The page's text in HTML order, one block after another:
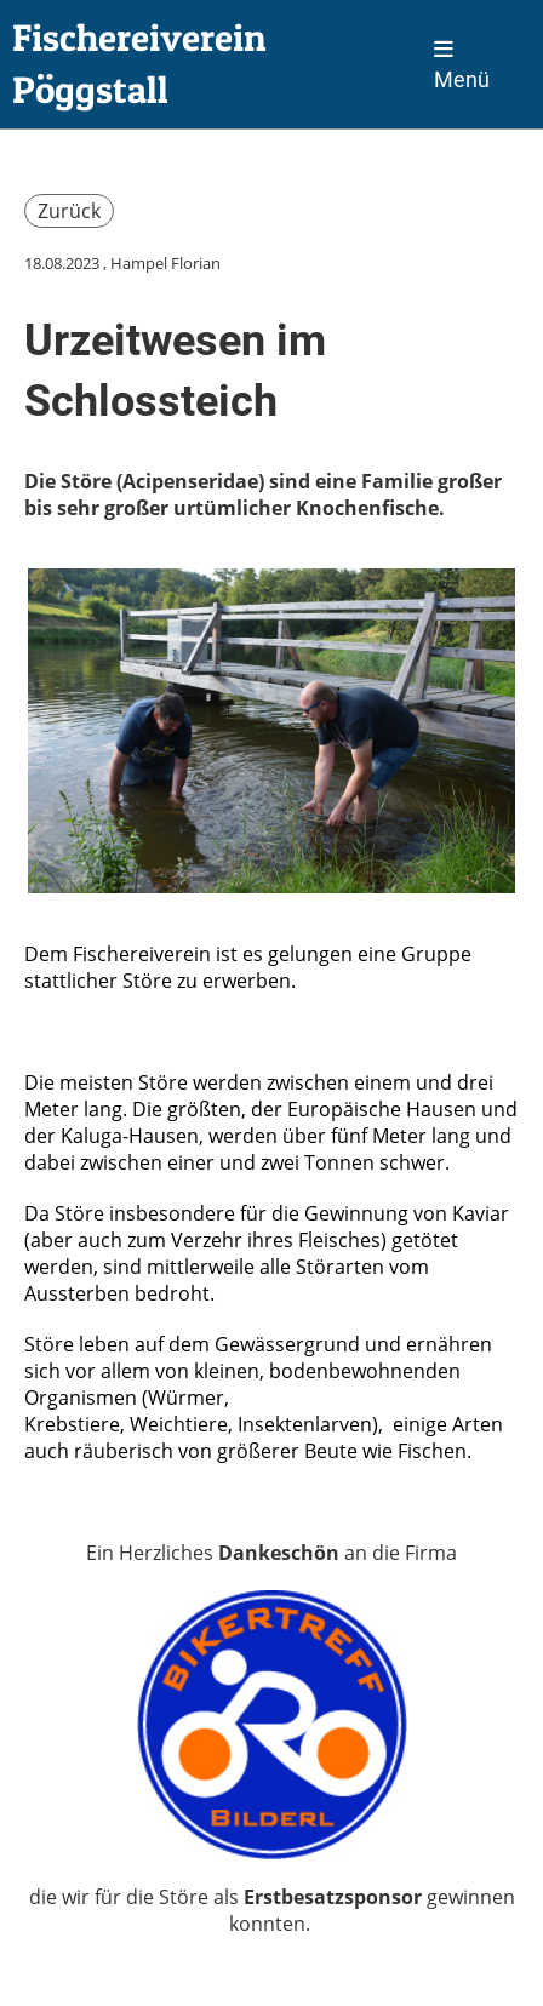
Fischereiverein
Pöggstall
Menü
Zurück
18.08.2023, Hampel Florian
Urzeitwesen im
Schlossteich
Die Störe (Acipenseridae) sind eine Familie großer
bis sehr großer urtümlicher Knochenfische.
Dem Fischereiverein ist es gelungen eine Gruppe
stattlicher Störe zu erwerben.
Die meisten Störe werden zwischen einem und drei
Meter lang. Die größten, der Europäische Hausen und
der Kaluga-Hausen, werden über fünf Meter lang und
dabei zwischen einer und zwei Tonnen schwer.
Da Störe insbesondere für die Gewinnung von Kaviar
(aber auch zum Verzehr ihres Fleisches) getötet
werden, sind mittlerweile alle Störarten vom
Aussterben bedroht.
Störe leben auf dem Gewässergrund und ernähren
sich vor allem von kleinen, bodenbewohnenden
Organismen (Würmer,
Krebstiere, Weichtiere, Insektenlarven), einige Arten
auch räuberisch von größerer Beute wie Fischen.
Ein Herzliches Dankeschön an die Firma
die wir für die Störe als Erstbesatzsponsorgewinnen
konnten.